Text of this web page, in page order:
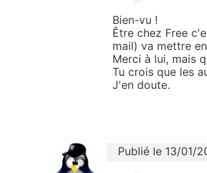
Bien-vu !
Être chez Free
mail) va mettre
Merci à lui, mais
Tu crois que les
J'en doute.
Publié le 13/01/